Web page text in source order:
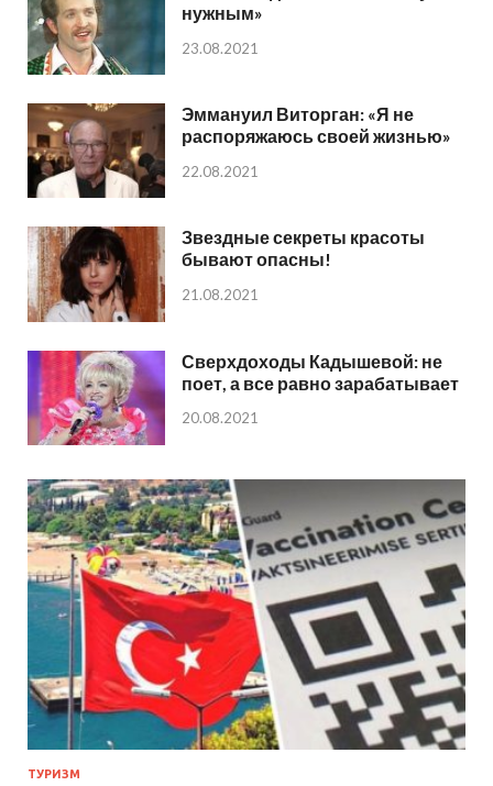
нужным»
23.08.2021
Эммануил Виторган: «Я не
распоряжаюсь своей жизнью»
22.08.2021
Звездные секреты красоты
бывают опасны!
21.08.2021
Сверхдоходы Кадышевой: не
поет, а все равно зарабатывает
20.08.2021
ТУРИЗМ